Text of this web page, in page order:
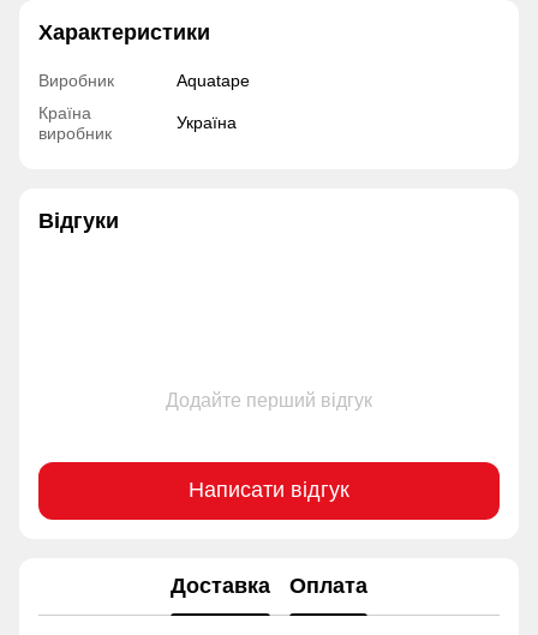
Характеристики
Виробник
Aquatape
Країна
виробник
Україна
Відгуки
Додайте перший відгук
Написати відгук
Доставка Оплата